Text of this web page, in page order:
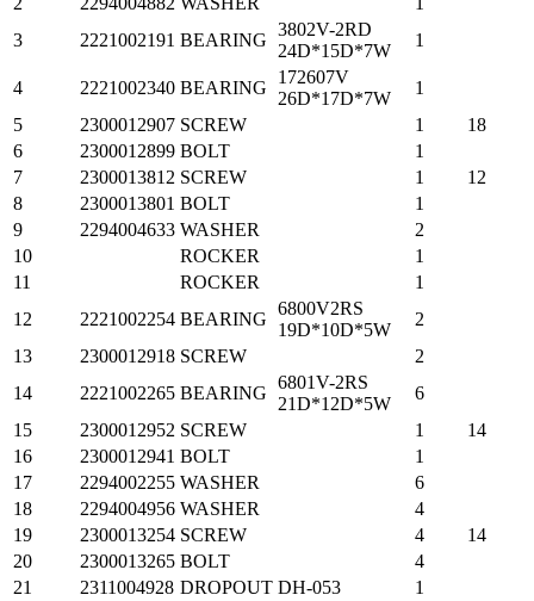
3
2221002191 BEARING
3802V-2RD
24D*15D*7W
1
4 2221002340 BEARING
172607V
26D*17D*7W
1
5
2300012907 SCREW 1
18
6
2300012899 BOLT
1
7
2300013812 SCREW 1
12
8
2300013801 BOLT
1
9
2294004633 WASHER
2
10
ROCKER
1
11
ROCKER
1
12
2221002254 BEARING
6800V2RS
19D*10D*5W
2
13
2300012918 SCREW
2
14
2221002265 BEARING
6801V-2RS
21D*12D*5W
6
15
2300012952 SCREW 1
14
16
2300012941 BOLT
1
17
2294002255 WASHER
6
18
2294004956 WASHER
4
19
2300013254 SCREW 4
14
20
2300013265 BOLT
4
21
2311004928 DROPOUT DH-053
1